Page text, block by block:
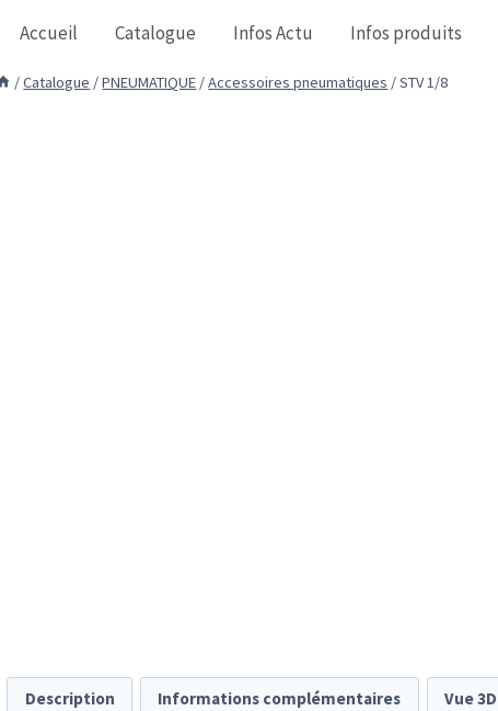
Accueil Catalogue Infos Actu Infos produits
/Catalogue /PNEUMATIQUE /Accessoires pneumatiques /STV 1/8
Description Informations complémentaires Vue 3D